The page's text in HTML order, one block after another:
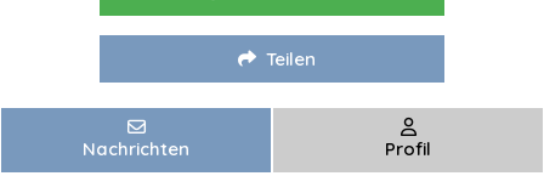
Teilen
Nachrichten Profil